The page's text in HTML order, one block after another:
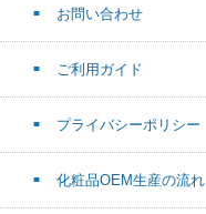
お問い合わせ
ご利用ガイド
プライバシーポリシー
化粧品OEM生産の流れ